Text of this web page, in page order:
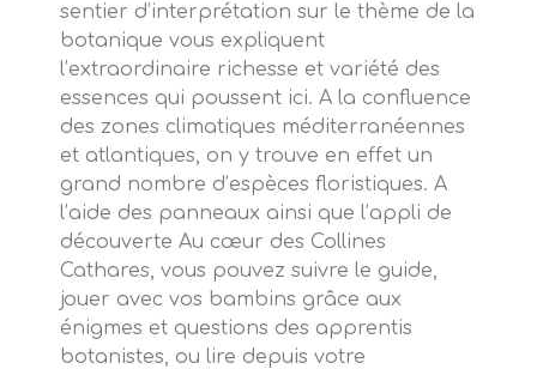
sentier d’interprétation sur le thème de la
botanique vous expliquent
l’extraordinaire richesse et variété des
essences qui poussent ici. A la confluence
des zones climatiques méditerranéennes
et atlantiques, on y trouve en effet un
grand nombre d’espèces floristiques. A
l’aide des panneaux ainsi que l’appli de
découverte Au cœur des Collines
Cathares, vous pouvez suivre le guide,
jouer avec vos bambins grâce aux
énigmes et questions des apprentis
botanistes, ou lire depuis votre